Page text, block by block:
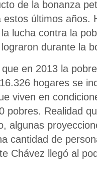
de la bonanza
estos últimos años.
lucha contra la
durante la
en 2013 la
hogares se
viven en
pobres. Realidad
algunas
cantidad de
Chávez llegó al